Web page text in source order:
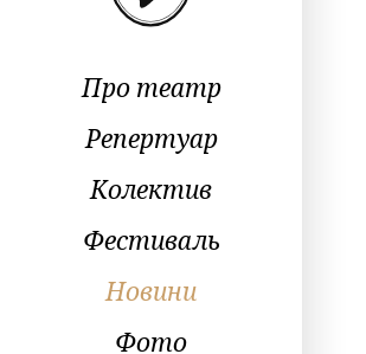
Про театр
Репертуар
Колектив
Фестиваль
Новини
Фото